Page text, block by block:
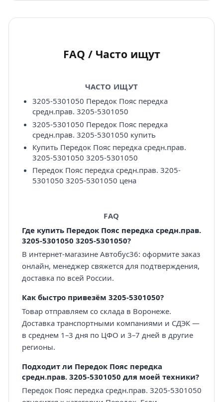
FAQ / Часто ищут
ЧАСТО ИЩУТ
3205-5301050 Передок Пояс передка
средн.прав. 3205-5301050
3205-5301050 Передок Пояс передка
средн.прав. 3205-5301050 купить
Купить Передок Пояс передка средн.прав.
3205-5301050 3205-5301050
Передок Пояс передка средн.прав. 3205-
5301050 3205-5301050 цена
FAQ
Где купить Передок Пояс передка средн.прав.
3205-5301050 3205-5301050?
В интернет-магазине Автобус36: оформите заказ
онлайн, менеджер свяжется для подтверждения,
доставка по всей России.
Как быстро привезём 3205-5301050?
Товар отправляем со склада в Воронеже.
Доставка транспортными компаниями и СДЭК —
в среднем 1–3 дня по ЦФО и 3–7 дней в другие
регионы.
Подходит ли Передок Пояс передка
средн.прав. 3205-5301050 для моей техники?
Передок Пояс передка средн.прав. 3205-5301050